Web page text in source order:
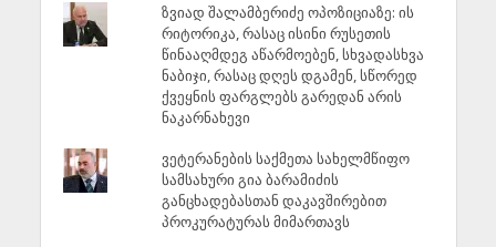
ზვიად შალამბერიძე ოპოზიციაზე: ის
რიტორიკა, რასაც ისინი რუსეთის
წინააღმდეგ აწარმოებენ, სხვადასხვა
ნაბიჯი, რასაც დღეს დგამენ, სწორედ
ქვეყნის ფარგლებს გარედან არის
ნაკარნახევი
ვეტერანების საქმეთა სახელმწიფო
სამსახური გია ბარამიძის
განცხადებასთან დაკავშირებით
პროკურატურას მიმართავს